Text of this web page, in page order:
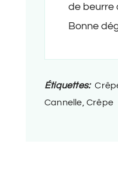
de beurre
Bonne
Étiquettes:
Cannelle, Crêpe